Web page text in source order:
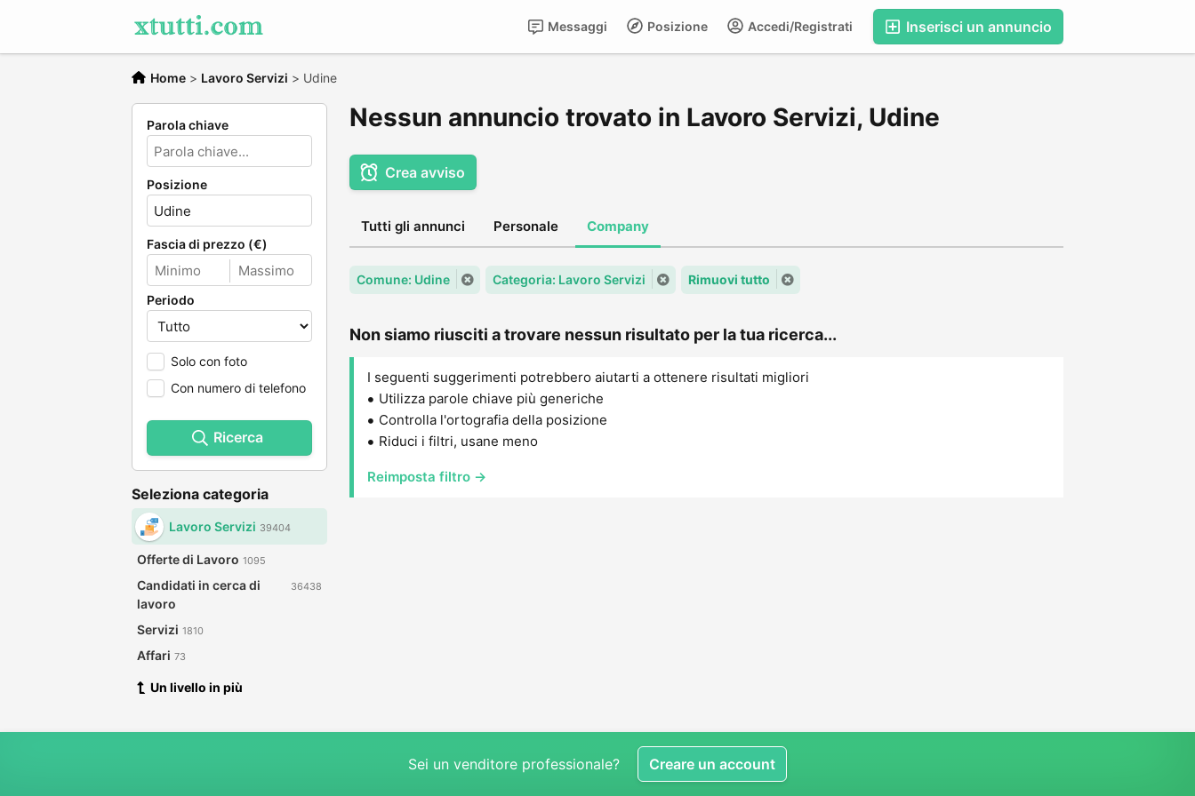
Inserisci un annuncio
Accedi/Registrati
Posizione
Messaggi
Home > Lavoro Servizi > Udine
Parola chiave
Posizione
Fascia di prezzo (€)
Periodo
Solo con foto
Con numero di telefono
Ricerca
Seleziona categoria
Lavoro Servizi 39404
Offerte di Lavoro 1095
Candidati in cerca di
lavoro
36438
Servizi 1810
Affari 73
Un livello in più
Nessun annuncio trovato in Lavoro Servizi, Udine
Crea avviso
Tutti gli annunci Personale Company
Comune: Udine Categoria: Lavoro Servizi Rimuovi tutto
Non siamo riusciti a trovare nessun risultato per la tua ricerca...
I seguenti suggerimenti potrebbero aiutarti a ottenere risultati migliori
Utilizza parole chiave più generiche
Controlla l'ortografia della posizione
Riduci i filtri, usane meno
Reimposta filtro →
Sei un venditore professionale? Creare un account